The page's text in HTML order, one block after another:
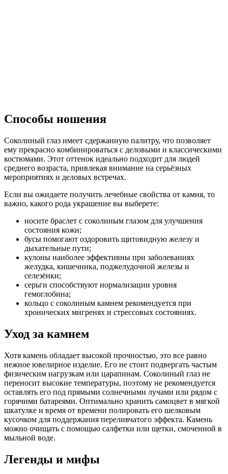
Способы ношения
Соколиный глаз имеет сдержанную палитру, что позволяет
ему прекрасно комбинироваться с деловыми и классическими
костюмами. Этот оттенок идеально подходит для людей
среднего возраста, привлекая внимание на серьёзных
мероприятиях и деловых встречах.
Если вы ожидаете получить лечебные свойства от камня, то
важно, какого рода украшение вы выберете:
носите браслет с соколиным глазом для улучшения
состояния кожи;
бусы помогают оздоровить щитовидную железу и
дыхательные пути;
кулоны наиболее эффективны при заболеваниях
желудка, кишечника, поджелудочной железы и
селезёнки;
серьги способствуют нормализации уровня
гемоглобина;
кольцо с соколиным камнем рекомендуется при
хронических мигренях и стрессовых состояниях.
Уход за камнем
Хотя камень обладает высокой прочностью, это все равно
нежное ювелирное изделие. Его не стоит подвергать частым
физическим нагрузкам или царапинам. Соколиный глаз не
переносит высокие температуры, поэтому не рекомендуется
оставлять его под прямыми солнечными лучами или рядом с
горячими батареями. Оптимально хранить самоцвет в мягкой
шкатулке и время от времени полировать его шелковым
кусочком для поддержания переливчатого эффекта. Камень
можно очищать с помощью салфетки или щетки, смоченной в
мыльной воде.
Легенды и мифы